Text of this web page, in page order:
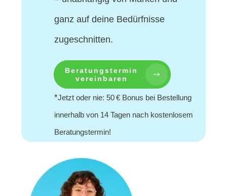
ganz auf deine Bedürfnisse
zugeschnitten.
Beratungstermin
vereinbaren
*Jetzt oder nie: 50 € Bonus bei Bestellung
innerhalb von 14 Tagen nach kostenlosem
Beratungstermin!